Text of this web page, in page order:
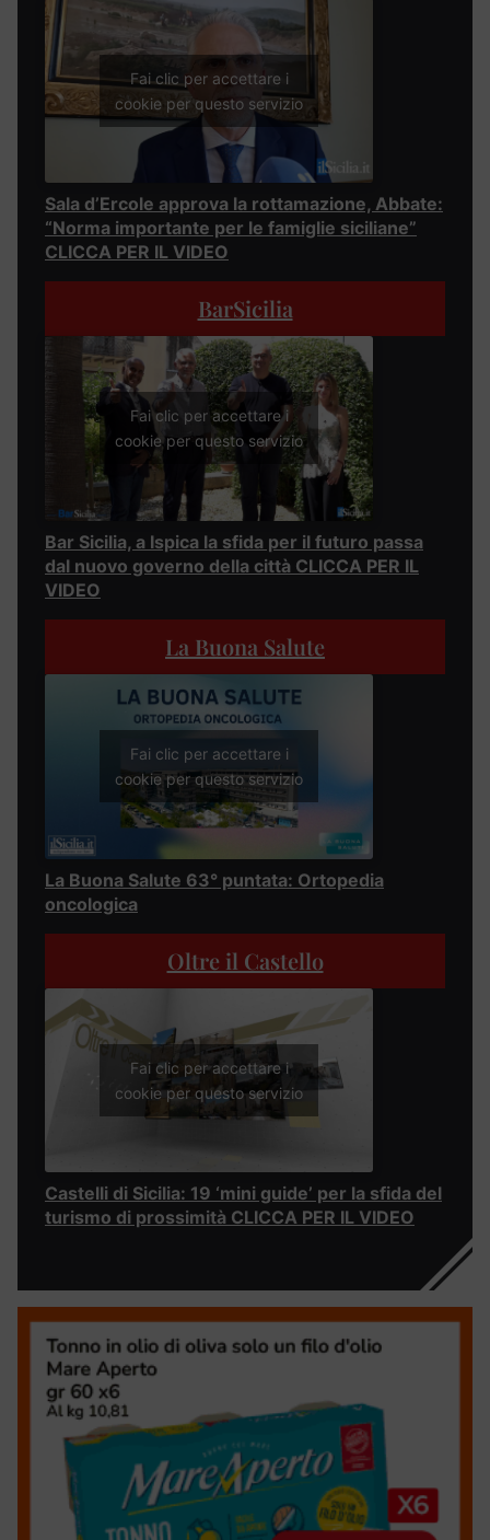
Fai clic per accettare i
cookie per questo servizio
Sala d’Ercole approva la rottamazione, Abbate:
“Norma importante per le famiglie siciliane”
CLICCA PER IL VIDEO
BarSicilia
Fai clic per accettare i
cookie per questo servizio
Bar Sicilia, a Ispica la sfida per il futuro passa
dal nuovo governo della città CLICCA PER IL
VIDEO
La Buona Salute
Fai clic per accettare i
cookie per questo servizio
La Buona Salute 63° puntata: Ortopedia
oncologica
Oltre il Castello
Fai clic per accettare i
cookie per questo servizio
Castelli di Sicilia: 19 ‘mini guide’ per la sfida del
turismo di prossimità CLICCA PER IL VIDEO